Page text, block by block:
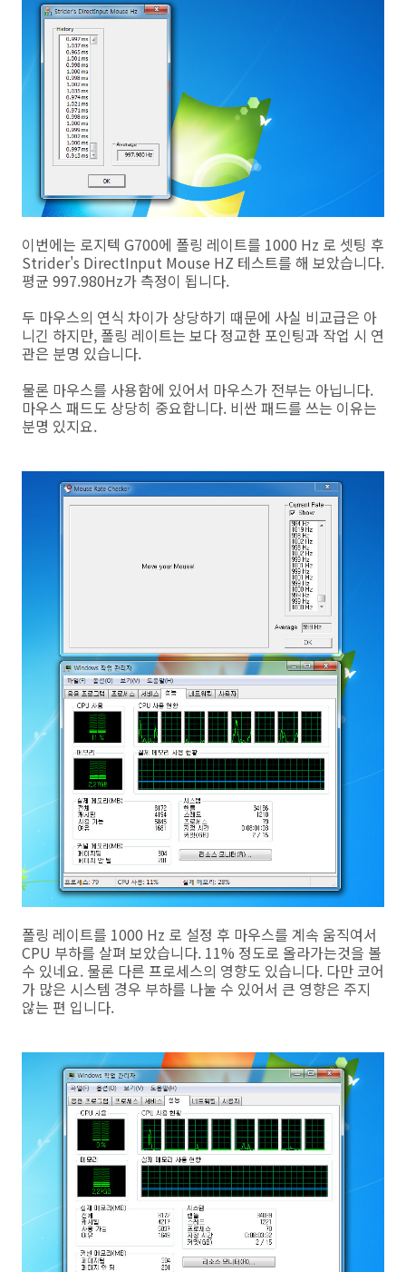
이번에는 로지텍 G700에 폴링 레이트를 1000 Hz 로 셋팅 후
Strider's DirectInput Mouse HZ 테스트를 해 보았습니다.
평균 997.980Hz가 측정이 됩니다.
두 마우스의 연식 차이가 상당하기 때문에 사실 비교급은 아
니긴 하지만, 폴링 레이트는 보다 정교한 포인팅과 작업 시 연
관은 분명 있습니다.
물론 마우스를 사용함에 있어서 마우스가 전부는 아닙니다.
마우스 패드도 상당히 중요합니다. 비싼 패드를 쓰는 이유는
분명 있지요.
폴링 레이트를 1000 Hz 로 설정 후 마우스를 계속 움직여서
CPU 부하를 살펴 보았습니다. 11% 정도로 올라가는것을 볼
수 있네요. 물론 다른 프로세스의 영향도 있습니다. 다만 코어
가 많은 시스템 경우 부하를 나눌 수 있어서 큰 영향은 주지
않는 편 입니다.